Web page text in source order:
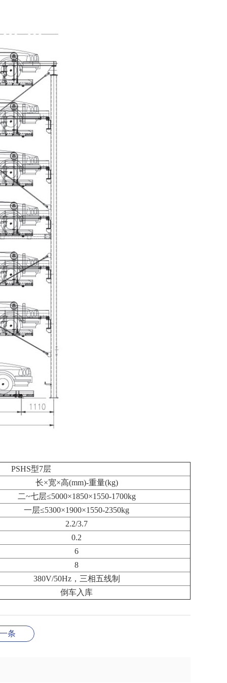
PSHS型7层
长×宽×高(mm)-重量(kg)
二~七层≤5000×1850×1550-1700kg
一层≤5300×1900×1550-2350kg
2.2/3.7
0.2
6
8
380V/50Hz，三相五线制
倒车入库
条